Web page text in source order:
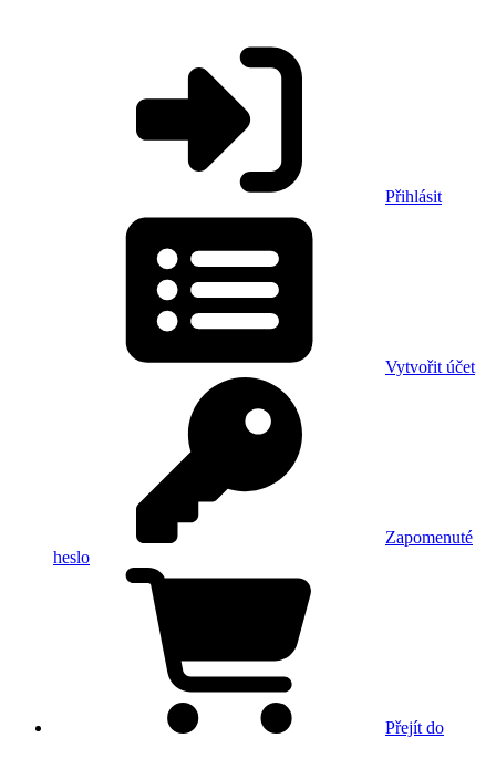
Přihlásit
Vytvořit účet
Zapomenuté
heslo
Přejít do